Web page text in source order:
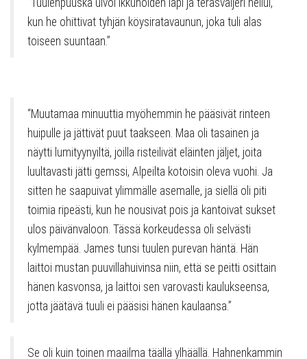
“Tuulenpuuska ulvoi ikkunoiden läpi ja teräsvaijeri heilui,
kun he ohittivat tyhjän köysiratavaunun, joka tuli alas
toiseen suuntaan.”
“Muutamaa minuuttia myöhemmin he pääsivät rinteen
huipulle ja jättivät puut taakseen. Maa oli tasainen ja
näytti lumityynyiltä, joilla risteilivät eläinten jäljet, joita
luultavasti jätti gemssi, Alpeilta kotoisin oleva vuohi. Ja
sitten he saapuivat ylimmälle asemalle, ja siellä oli piti
toimia ripeästi, kun he nousivat pois ja kantoivat sukset
ulos päivänvaloon. Tässä korkeudessa oli selvästi
kylmempää. James tunsi tuulen purevan häntä. Hän
laittoi mustan puuvillahuivinsa niin, että se peitti osittain
hänen kasvonsa, ja laittoi sen varovasti kaulukseensa,
jotta jäätävä tuuli ei pääsisi hänen kaulaansa.”
Se oli kuin toinen maailma täällä ylhäällä. Hahnenkammin